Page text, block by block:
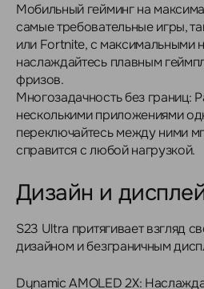
Мобильный гейминг на
самые требовательные игры,
или Fortnite, с максимальными
наслаждайтесь плавным
фризов.
Многозадачность без границ:
несколькими приложениями
переключайтесь между ними
справится с любой нагрузкой.
Дизайн и
S23 Ultra притягивает взгляд
дизайном и безграничным
Dynamic AMOLED 2X: